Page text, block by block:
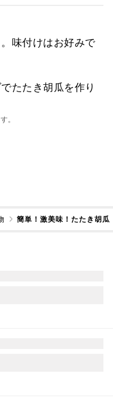
味付けはお好みで
たたき胡瓜を作り
。
簡単！激美味！たたき胡瓜